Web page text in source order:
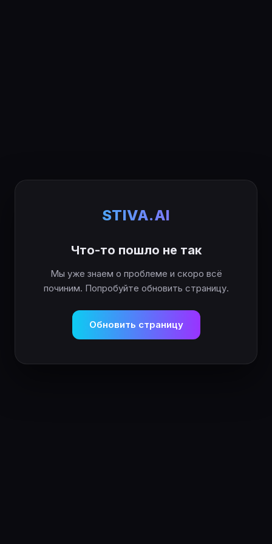
STIVA.AI
Что-то пошло не так
Мы уже знаем о проблеме и скоро всё
починим. Попробуйте обновить страницу.
Обновить страницу